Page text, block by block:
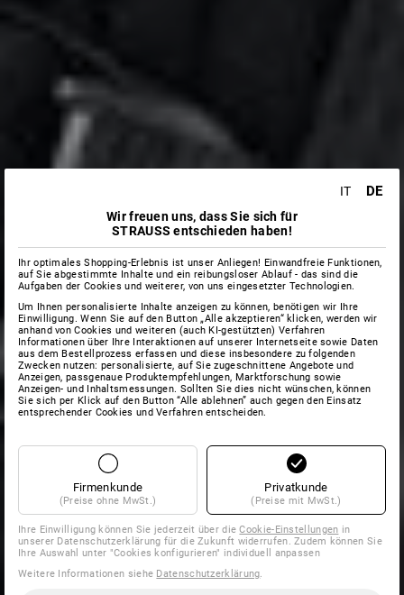
IT DE
Wir freuen uns, dass Sie sich für
STRAUSS entschieden haben!
Ihr optimales Shopping-Erlebnis ist unser Anliegen! Einwandfreie Funktionen,
auf Sie abgestimmte Inhalte und ein reibungsloser Ablauf - das sind die
Aufgaben der Cookies und weiterer, von uns eingesetzter Technologien.
Um Ihnen personalisierte Inhalte anzeigen zu können, benötigen wir Ihre
Einwilligung. Wenn Sie auf den Button „Alle akzeptieren“ klicken, werden wir
anhand von Cookies und weiteren (auch KI-gestützten) Verfahren
Informationen über Ihre Interaktionen auf unserer Internetseite sowie Daten
aus dem Bestellprozess erfassen und diese insbesondere zu folgenden
Zwecken nutzen: personalisierte, auf Sie zugeschnittene Angebote und
Anzeigen, passgenaue Produktempfehlungen, Marktforschung sowie
Anzeigen- und Inhaltsmessungen. Sollten Sie dies nicht wünschen, können
Sie sich per Klick auf den Button “Alle ablehnen” auch gegen den Einsatz
entsprechender Cookies und Verfahren entscheiden.
Firmenkunde
(Preise ohne MwSt.)
Privatkunde
(Preise mit MwSt.)
Ihre Einwilligung können Sie jederzeit über dieCookie-Einstellungen in
unserer Datenschutzerklärung für die Zukunft widerrufen. Zudem können Sie
Ihre Auswahl unter "Cookies konfigurieren" individuell anpassen
Weitere Informationen siehe Datenschutzerklärung.